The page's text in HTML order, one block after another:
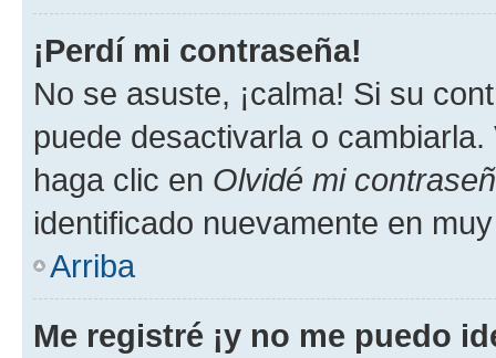
¡Perdí mi contraseña!
No se asuste, ¡calma! Si su
puede desactivarla o
haga clic en Olvidé mi
identificado nuevamente en
Arriba
Me registré ¡y no me puedo